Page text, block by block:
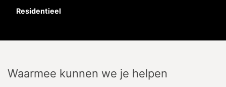
Residentieel
Waarmee kunnen we je helpen